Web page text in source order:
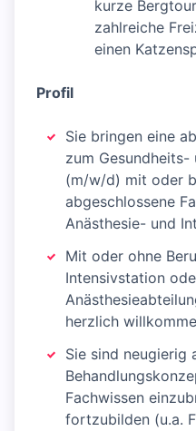
kurze
zahlreiche
einen
Profil
Sie bringen eine
zum
(m/w/d) mit oder
abgeschlossene
Anästhesie- und
Mit oder ohne
Intensivstation
herzlich
Sie sind neugierig
Fachwissen
fortzubilden (u.a.